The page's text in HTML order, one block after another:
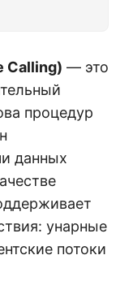
Calling) — это
процедур
данных
унарные
потоки